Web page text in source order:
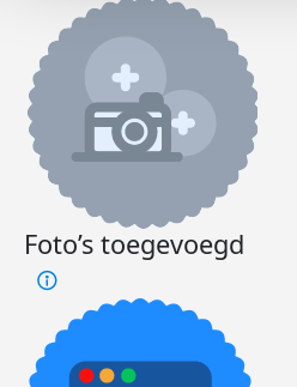
Foto’s toegevoegd